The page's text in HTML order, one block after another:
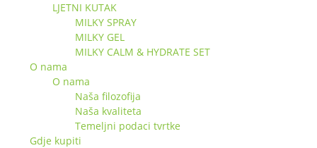
LJETNI KUTAK
MILKY SPRAY
MILKY GEL
MILKY CALM & HYDRATE SET
O nama
O nama
Naša filozofija
Naša kvaliteta
Temeljni podaci tvrtke
Gdje kupiti